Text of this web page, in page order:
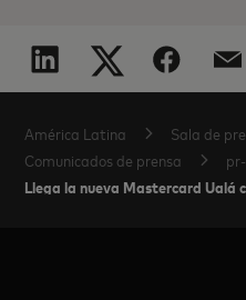
América Latina
Sala de
Comunicados de prensa
Llega la nueva Mastercard Ualá